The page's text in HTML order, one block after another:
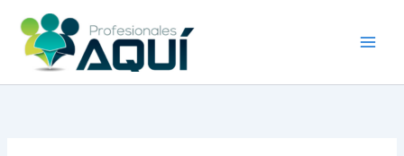
contenido